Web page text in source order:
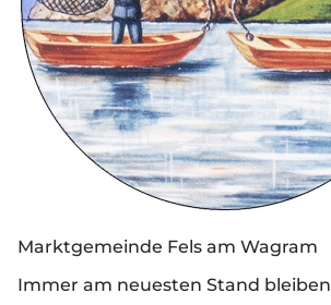
Marktgemeinde Fels am Wagram
Immer am neuesten Stand bleiben